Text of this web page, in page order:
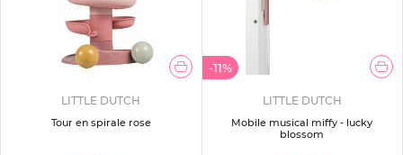
LITTLE DUTCH
Tour en spirale rose
-11%
LITTLE DUTCH
Mobile musical miffy - lucky
blossom